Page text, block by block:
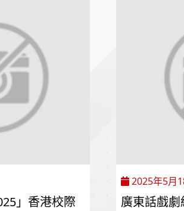
」香港校際
2025年5月
廣東話戲